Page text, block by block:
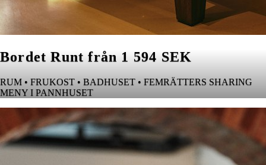
Bordet Runt från 1 594 SEK
RUM • FRUKOST • BADHUSET • FEMRÄTTERS SHARING
MENY I PANNHUSET